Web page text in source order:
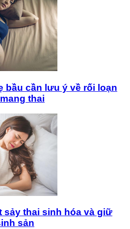
bầu cần lưu ý về rối loạn
thai
sảy thai sinh hóa và giữ
sản